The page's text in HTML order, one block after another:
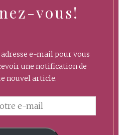
vous!
e-mail pour vous
une notification de
nouvel article.